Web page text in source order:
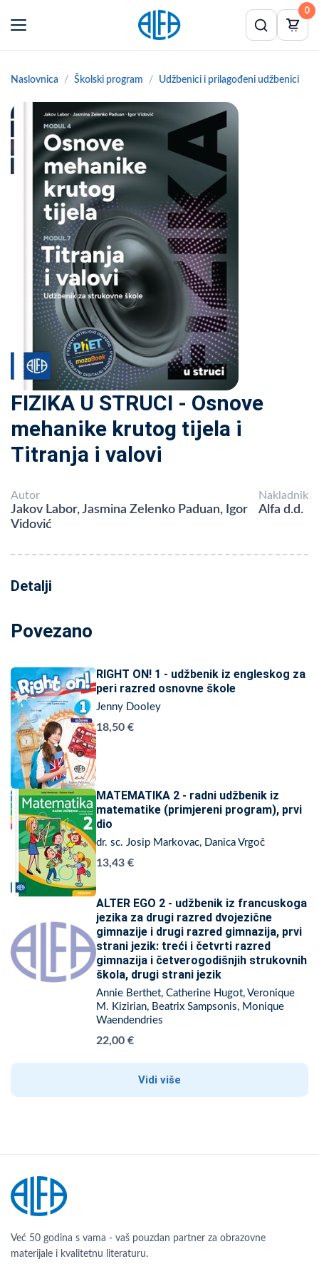
0
Naslovnica Školski program Udžbenici i prilagođeni udžbenici
FIZIKA U STRUCI - Osnove
mehanike krutog tijela i
Titranja i valovi
Autor
Jakov Labor, Jasmina Zelenko Paduan, Igor
Vidović
Nakladnik
Alfa d.d.
Detalji
Povezano
RIGHT ON! 1 - udžbenik iz engleskog za
peri razred osnovne škole
Jenny Dooley
18,50 €
MATEMATIKA 2 - radni udžbenik iz
matematike (primjereni program), prvi
dio
dr. sc. Josip Markovac, Danica Vrgoč
13,43 €
ALTER EGO 2 - udžbenik iz francuskoga
jezika za drugi razred dvojezične
gimnazije i drugi razred gimnazija, prvi
strani jezik: treći i četvrti razred
gimnazija i četverogodišnjih strukovnih
škola, drugi strani jezik
Annie Berthet, Catherine Hugot, Veronique
M. Kizirian, Beatrix Sampsonis, Monique
Waendendries
22,00 €
Vidi više
Već 50 godina s vama - vaš pouzdan partner za obrazovne
materijale i kvalitetnu literaturu.